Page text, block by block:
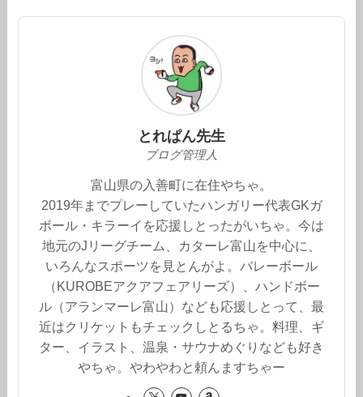
とれぱん先生
ブログ管理人
富山県の入善町に在住やちゃ。
2019年までプレーしていたハンガリー代表GKガ
ボール・キラーイを応援しとったがいちゃ。今は
地元のJリーグチーム、カターレ富山を中心に、
いろんなスポーツを見とんがよ。バレーボール
（KUROBEアクアフェアリーズ）、ハンドボー
ル（アランマーレ富山）なども応援しとって、最
近はクリケットもチェックしとるちゃ。料理、ギ
ター、イラスト、温泉・サウナめぐりなども好き
やちゃ。やわやわと頼んますちゃー